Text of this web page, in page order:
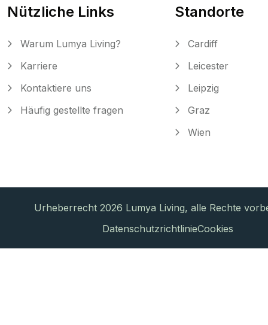
Nützliche Links
Warum Lumya Living?
Karriere
Kontaktiere uns
Häufig gestellte fragen
Standorte
Cardiff
Leicester
Leipzig
Graz
Wien
Urheberrecht 2026 Lumya Living, alle Rechte
DatenschutzrichtlinieCookies